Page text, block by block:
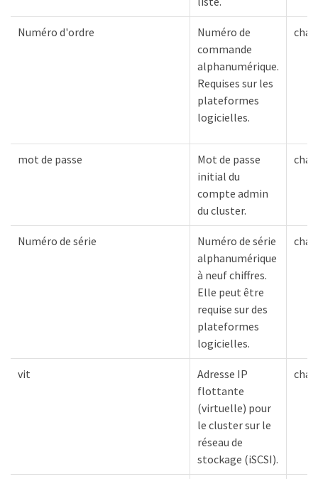
Numéro d'ordre
Numéro de
commande
alphanumérique.
Requises sur les
plateformes
logicielles.
mot de passe
Mot de passe
initial du
compte admin
du cluster.
Numéro de série
Numéro de série
alphanumérique
à neuf chiffres.
Elle peut être
requise sur des
plateformes
logicielles.
vit
Adresse IP
flottante
(virtuelle) pour
le cluster sur le
réseau de
stockage (iSCSI).